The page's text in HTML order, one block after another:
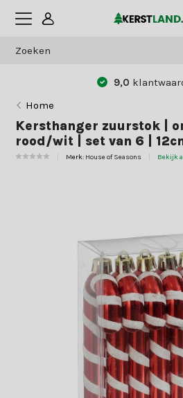
9,0
Home
Kersthanger zuurstok |
rood/wit | set van 6 |
Merk: House of Seasons Bekijk